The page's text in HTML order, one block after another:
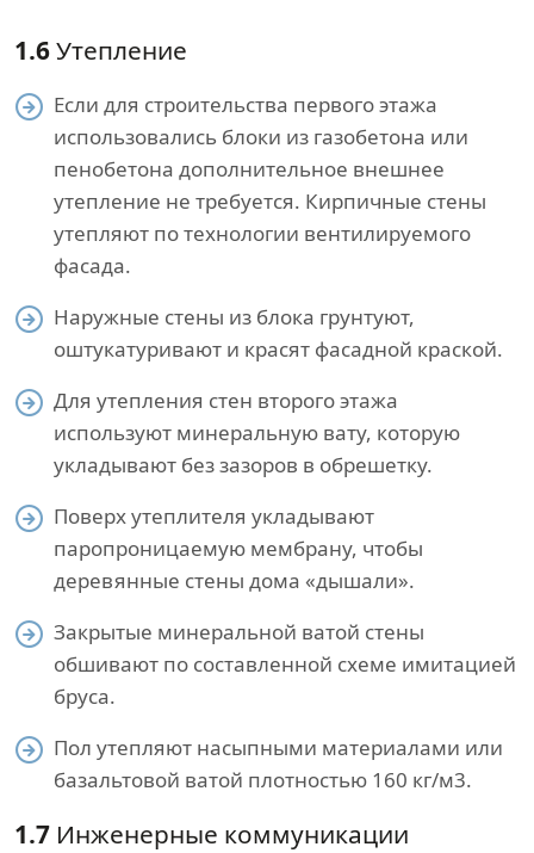
1.6Утепление
Если для строительства первого этажа
использовались блоки из газобетона или
пенобетона дополнительное внешнее
утепление не требуется. Кирпичные стены
утепляют по технологии вентилируемого
фасада.
Наружные стены из блока грунтуют,
оштукатуривают и красят фасадной краской.
Для утепления стен второго этажа
используют минеральную вату, которую
укладывают без зазоров в обрешетку.
Поверх утеплителя укладывают
паропроницаемую мембрану, чтобы
деревянные стены дома «дышали».
Закрытые минеральной ватой стены
обшивают по составленной схеме имитацией
бруса.
Пол утепляют насыпными материалами или
базальтовой ватой плотностью 160 кг/м3.
1.7 Инженерные коммуникации